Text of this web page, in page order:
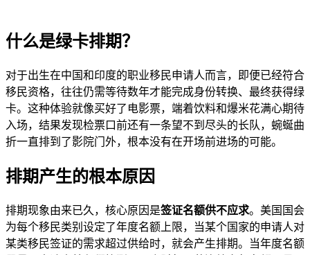
什么是绿卡排期？
对于出生在中国和印度的职业移民申请人而言，即便已经符合
移民资格，往往仍需等待数年才能完成身份转换、最终获得绿
卡。这种体验就像买好了电影票，端着饮料和爆米花满心期待
入场，结果发现检票口前还有一条望不到尽头的长队，蜿蜒曲
折一直排到了影院门外，根本没有在开场前进场的可能。
排期产生的根本原因
排期现象由来已久，核心原因是签证名额供不应求。美国国会
为每个移民类别设定了年度名额上限，当某个国家的申请人对
某类移民签证的需求超过供给时，就会产生排期。当年度名额